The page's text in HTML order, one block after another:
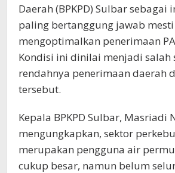
Daerah (BPKPD) Sulbar sebagai
paling bertanggung jawab mesti
mengoptimalkan penerimaan
Kondisi ini dinilai menjadi salah
rendahnya penerimaan daerah
tersebut.
Kepala BPKPD Sulbar, Masriadi
mengungkapkan, sektor
merupakan pengguna air
cukup besar, namun belum